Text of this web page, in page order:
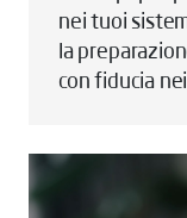
nei tuoi
la
con fiducia
Intertek